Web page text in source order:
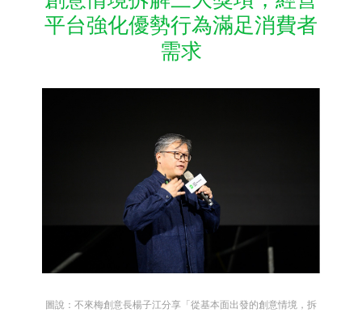
平台強化優勢行為滿足消費者
需求
圖說：不來梅創意長楊子江分享「從基本面出發的創意情境，拆